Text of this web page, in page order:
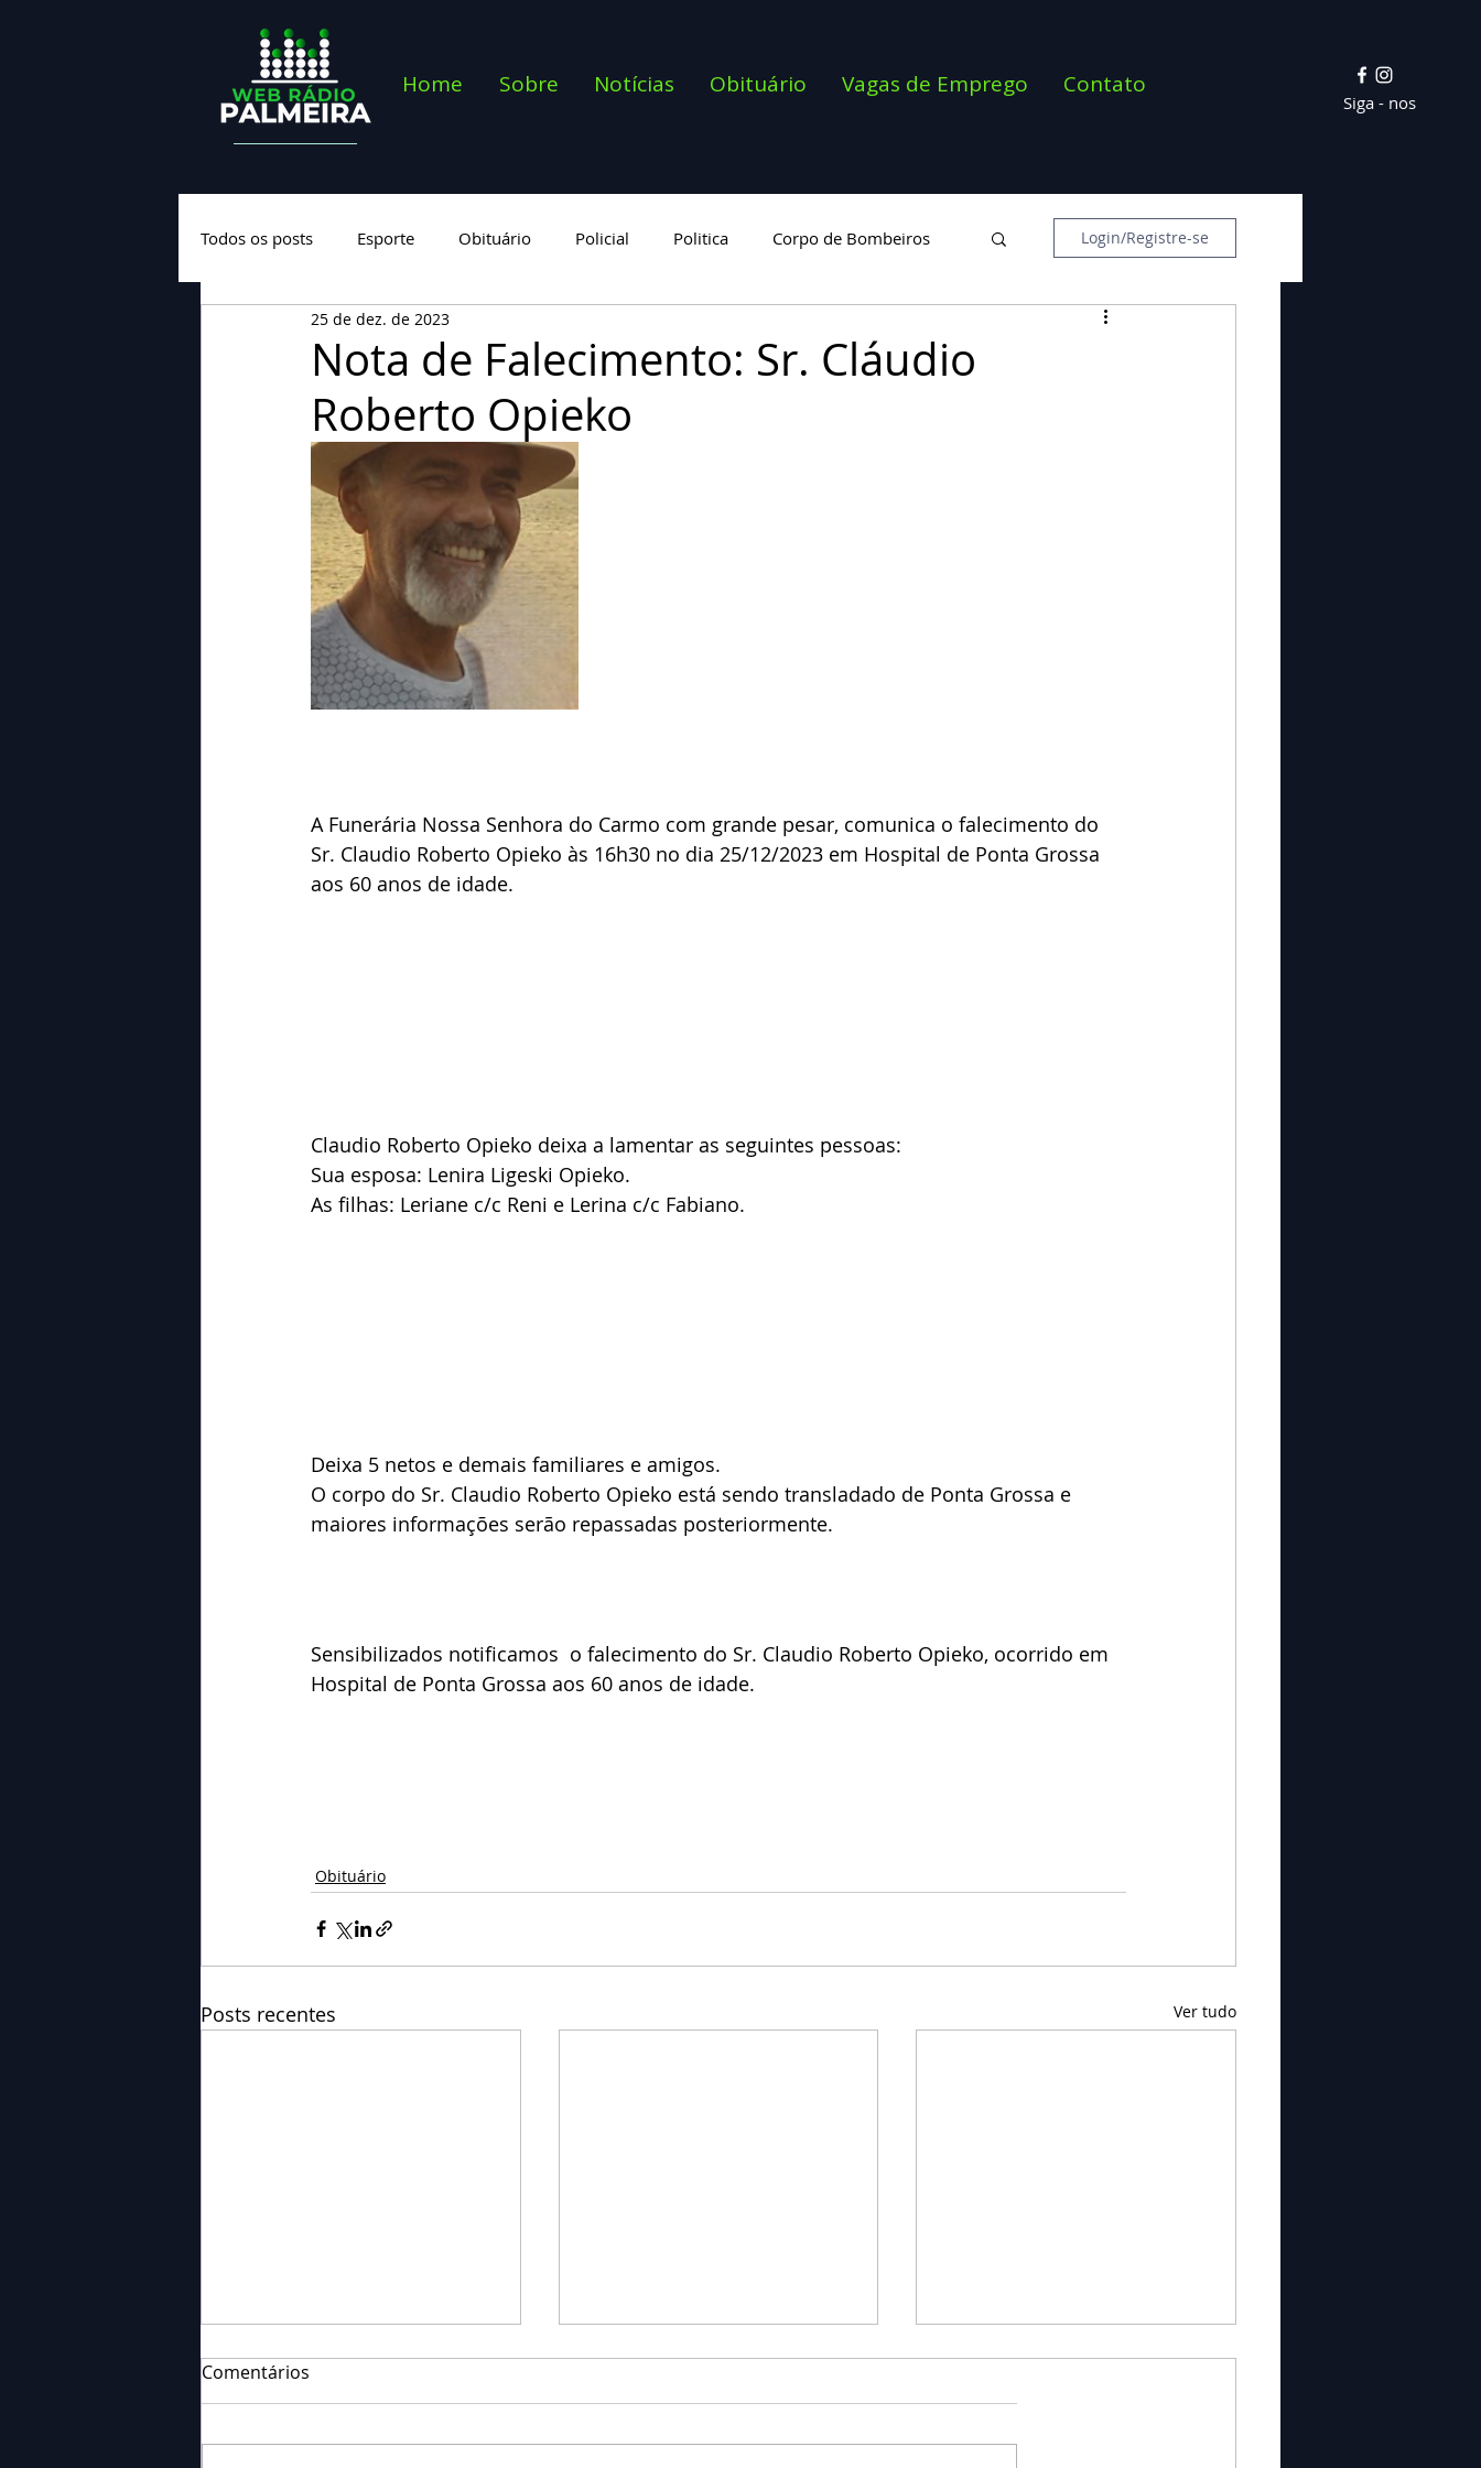
Home Sobre Notícias Obituário Vagas de Emprego Contato
Siga - nos
Todos os posts Esporte Obituário Policial Politica Corpo de Bombeiros
Geral Nova categoria
Login/Registre-se
Nota de Falecimento: Sr. Cláudio
Roberto Opieko
25 de dez. de 2023
A Funerária Nossa Senhora do Carmo com grande pesar, comunica o falecimento do
Sr. Claudio Roberto Opieko às 16h30 no dia 25/12/2023 em Hospital de Ponta Grossa
aos 60 anos de idade.
Claudio Roberto Opieko deixa a lamentar as seguintes pessoas:
Sua esposa: Lenira Ligeski Opieko.
As filhas: Leriane c/c Reni e Lerina c/c Fabiano.
Deixa 5 netos e demais familiares e amigos.
O corpo do Sr. Claudio Roberto Opieko está sendo transladado de Ponta Grossa e
maiores informações serão repassadas posteriormente.
Sensibilizados notificamos  o falecimento do Sr. Claudio Roberto Opieko, ocorrido em
Hospital de Ponta Grossa aos 60 anos de idade.
Obituário
Posts recentes Ver tudo
Comentários